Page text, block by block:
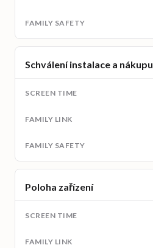
Schválení instalace a nákupu
Poloha zařízení